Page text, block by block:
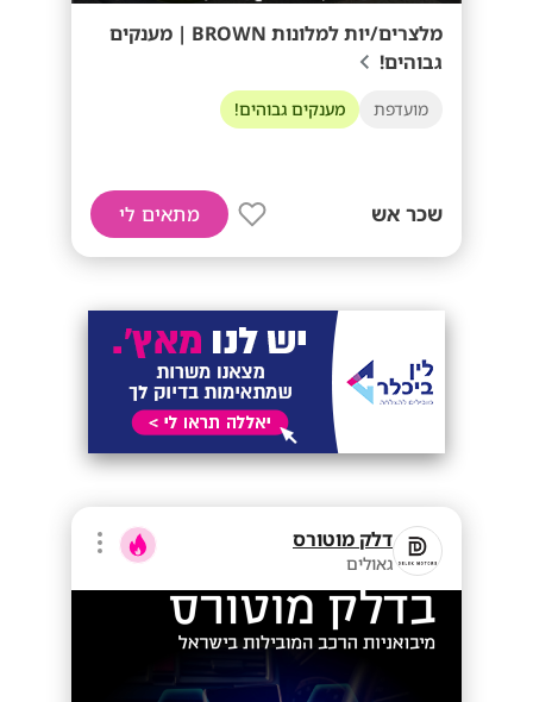
מלצרים/יות למלונות BROWN | מענקים
גבוהים!
מועדפת מענקים גבוהים!
שכר אש מתאים לי
דלק מוטורס
גאולים